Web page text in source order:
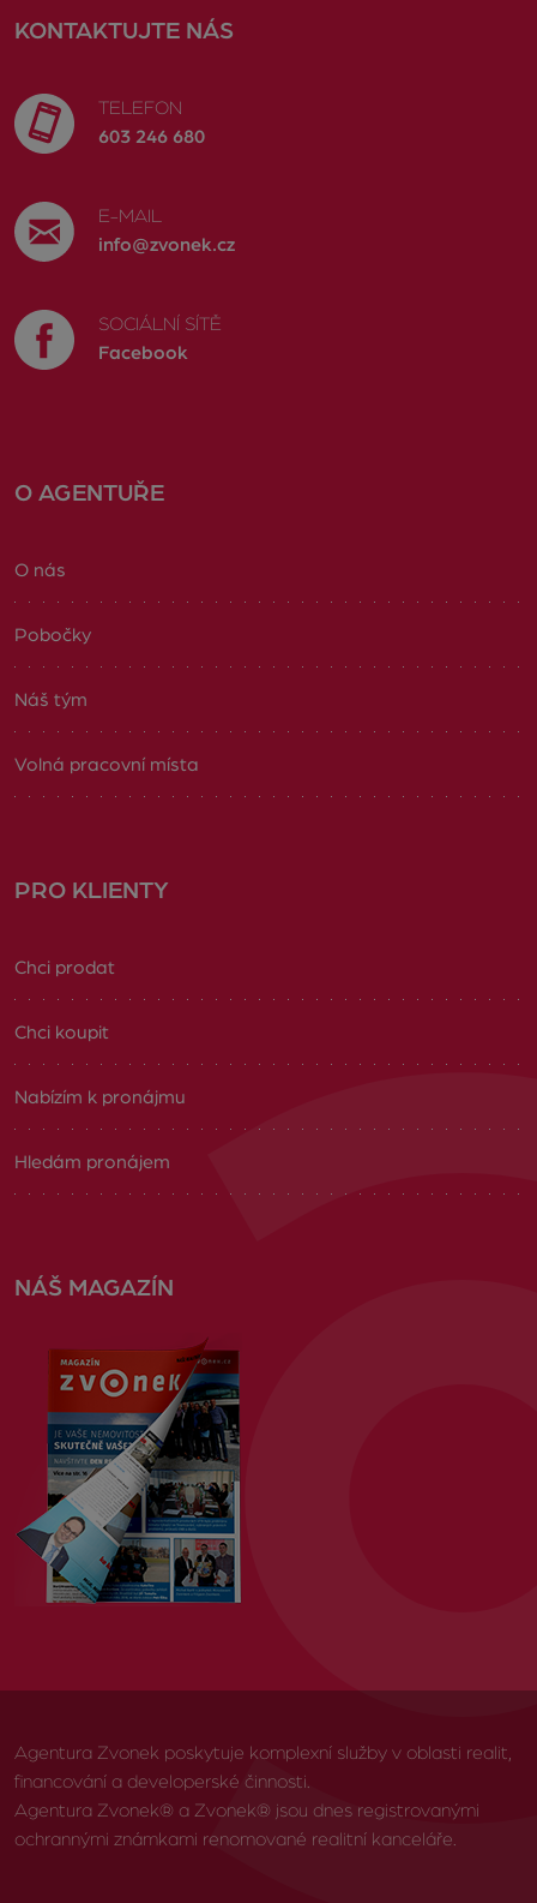
KONTAKTUJTE NÁS
TELEFON
603 246 680
E-MAIL
info@zvonek.cz
SOCIÁLNÍ SÍTĚ
Facebook
O AGENTUŘE
O nás
Pobočky
Náš tým
Volná pracovní místa
PRO KLIENTY
Chci prodat
Chci koupit
Nabízím k pronájmu
Hledám pronájem
NÁŠ MAGAZÍN
Agentura Zvonek poskytuje komplexní služby v oblasti realit,
financování a developerské činnosti.
Agentura Zvonek® a Zvonek® jsou dnes registrovanými
ochrannými známkami renomované realitní kanceláře.